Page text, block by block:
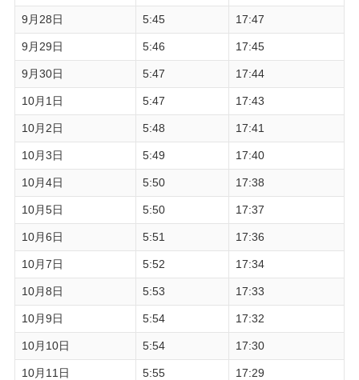
9月28日 5:45 17:47
9月29日 5:46 17:45
9月30日 5:47 17:44
10月1日 5:47 17:43
10月2日 5:48 17:41
10月3日 5:49 17:40
10月4日 5:50 17:38
10月5日 5:50 17:37
10月6日 5:51 17:36
10月7日 5:52 17:34
10月8日 5:53 17:33
10月9日 5:54 17:32
10月10日 5:54 17:30
10月11日 5:55 17:29